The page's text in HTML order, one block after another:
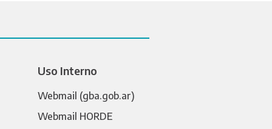
Uso Interno
Webmail (gba.gob.ar)
Webmail HORDE